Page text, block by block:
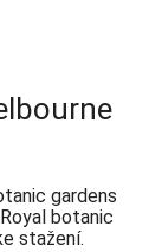
gardens
botanic
stažení.